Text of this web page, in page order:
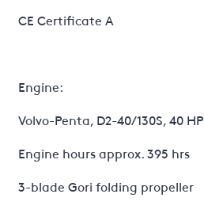
CE Certificate A
Engine:
Volvo-Penta, D2-40/130S, 40 HP
Engine hours approx. 395 hrs
3-blade Gori folding propeller